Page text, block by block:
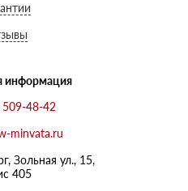
информация
509-48-42
minvata.ru
Зольная ул., 15,
405